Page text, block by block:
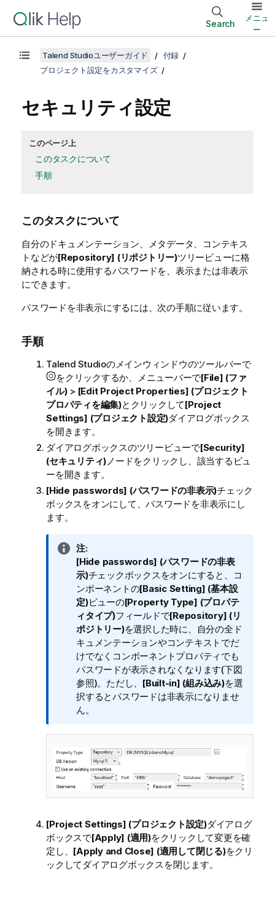
Search
メニュ
ー
Talend Studioユーザーガイド
付録
プロジェクト設定をカスタマイズ
セキュリティ設定
このページ上
このタスクについて
手順
このタスクについて
自分のドキュメンテーション、メタデータ、コンテキス
トなどが[Repository] (リポジトリー)ツリービューに格
納される時に使用するパスワードを、表示または非表示
にできます。
パスワードを非表示にするには、次の手順に従います。
手順
Talend Studioのメインウィンドウのツールバーで
をクリックするか、メニューバーで[File] (ファ
イル)> [Edit Project Properties] (プロジェクト
プロパティを編集)とクリックして[Project
Settings] (プロジェクト設定)ダイアログボックス
を開きます。
ダイアログボックスのツリービューで[Security]
(セキュリティ)ノードをクリックし、該当するビュ
ーを開きます。
[Hide passwords] (パスワードの非表示)チェック
ボックスをオンにして、パスワードを非表示にし
ます。
情
報
メ
モ
注:
[Hide passwords] (パスワードの非表
示)チェックボックスをオンにすると、コ
ンポーネントの[Basic Setting] (基本設
定)ビューの[Property Type] (プロパテ
ィタイプ)フィールドで[Repository] (リ
ポジトリー)を選択した時に、自分の全ド
キュメンテーションやコンテキストでだ
けでなくコンポーネントプロパティでも
パスワードが表示されなくなります(下図
参照)。ただし、 [Built-in] (組み込み)を選
択するとパスワードは非表示になりませ
ん。
[Project Settings] (プロジェクト設定)ダイアログ
ボックスで[Apply] (適用)をクリックして変更を確
定し、 [Apply and Close] (適用して閉じる)をクリ
ックしてダイアログボックスを閉じます。